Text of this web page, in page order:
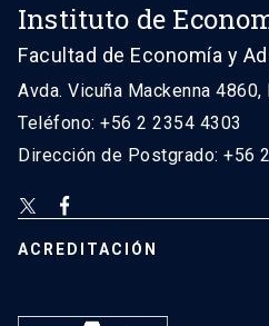
Instituto de
Facultad de Economía y
Avda. Vicuña Mackenna
Teléfono: +56 2 2354 4303
Dirección de Postgrado: +56
ACREDITACIÓN